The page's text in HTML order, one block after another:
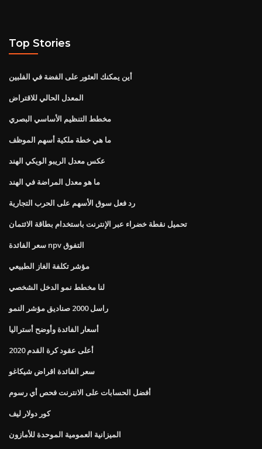
Top Stories
أين يمكنك العثور على الفضة في الفلبين
المعدل الحالي للاقتراض
مخطط التنظيم الأساسي البصري
ما هي خطة ملكية أسهم الموظف
عكس معدل الريبو الويكي الهند
ما هو معدل المراضة في الهند
رد فعل سوق الأسهم على الحرب التجارية
تحميل نقطة خضراء عبر الإنترنت باستخدام بطاقة الائتمان
سعر الفائدة npv التفوق
مؤشر تكلفة الغاز الطبيعي
لنا مخطط نمو الدخل الشخصي
راسل 2000 صناديق مؤشر النمو
أسعار الفائدة وأوضح أستراليا
أعلى عقود كرة القدم 2020
سعر الفائدة اقراض شيكاغو
أفضل الحسابات على الانترنت فحص أي رسوم
كور دولار ليف
الميزانية العمومية الموحدة للأمازون